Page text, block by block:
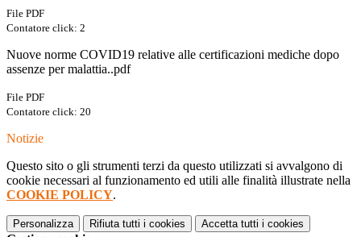
File PDF
Contatore click: 2
Nuove norme COVID19 relative alle certificazioni mediche dopo
assenze per malattia..pdf
File PDF
Contatore click: 20
Notizie
Questo sito o gli strumenti terzi da questo utilizzati si avvalgono di
cookie necessari al funzionamento ed utili alle finalità illustrate nella
COOKIE POLICY.
Personalizza Rifiuta tutti i cookies Accetta tutti i cookies